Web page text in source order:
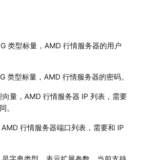
类型标量，AMD 行情服务器的用户
类型标量，AMD 行情服务器的密码。
量，AMD 行情服务器 IP 列表，需要
。
行情服务器端口列表，需要和 IP